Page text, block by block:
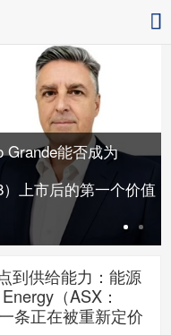
Grande能否成为
上市后的第一个价值
到供给能力：能源
（ASX：
条正在被重新定价